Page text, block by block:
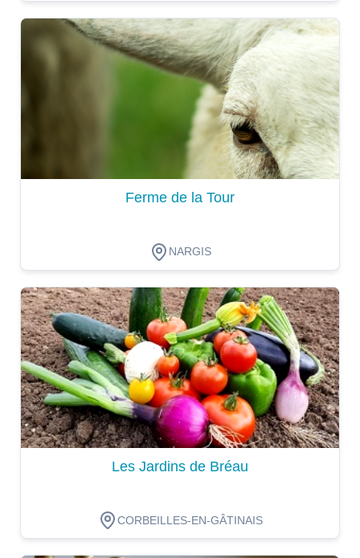
Dégustation
Ferme de la Tour
NARGIS
Dégustation
Les Jardins de Bréau
CORBEILLES-EN-GÂTINAIS